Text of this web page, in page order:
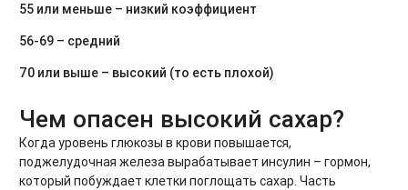
55 или меньше – низкий коэффициент
56-69 – средний
70 или выше – высокий (то есть плохой)
Чем опасен высокий сахар?
Когда уровень глюкозы в крови повышается,
поджелудочная железа вырабатывает инсулин – гормон,
который побуждает клетки поглощать сахар. Часть